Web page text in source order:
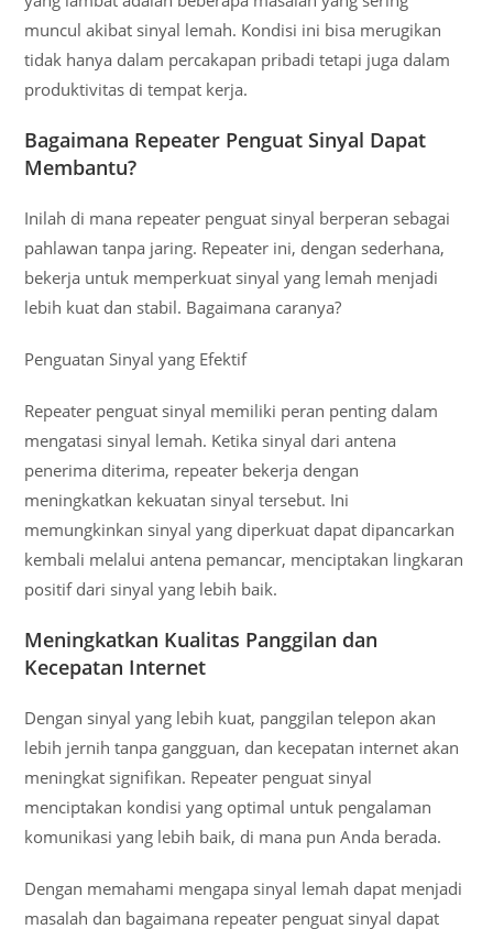
muncul akibat sinyal lemah. Kondisi ini bisa merugikan
tidak hanya dalam percakapan pribadi tetapi juga dalam
produktivitas di tempat kerja.
Bagaimana Repeater Penguat Sinyal Dapat
Membantu?
Inilah di mana repeater penguat sinyal berperan sebagai
pahlawan tanpa jaring. Repeater ini, dengan sederhana,
bekerja untuk memperkuat sinyal yang lemah menjadi
lebih kuat dan stabil. Bagaimana caranya?
Penguatan Sinyal yang Efektif
Repeater penguat sinyal memiliki peran penting dalam
mengatasi sinyal lemah. Ketika sinyal dari antena
penerima diterima, repeater bekerja dengan
meningkatkan kekuatan sinyal tersebut. Ini
memungkinkan sinyal yang diperkuat dapat dipancarkan
kembali melalui antena pemancar, menciptakan lingkaran
positif dari sinyal yang lebih baik.
Meningkatkan Kualitas Panggilan dan
Kecepatan Internet
Dengan sinyal yang lebih kuat, panggilan telepon akan
lebih jernih tanpa gangguan, dan kecepatan internet akan
meningkat signifikan. Repeater penguat sinyal
menciptakan kondisi yang optimal untuk pengalaman
komunikasi yang lebih baik, di mana pun Anda berada.
Dengan memahami mengapa sinyal lemah dapat menjadi
masalah dan bagaimana repeater penguat sinyal dapat